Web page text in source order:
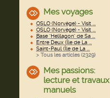
Mes voyages
OSLO (Norvège) - Visit ...
OSLO (Norvège) - Visit ...
Base "Helilagon" de Sa ...
Entre Deux (Île de La ...
Saint-Paul (Île de La ...
> Tous les articles (2329)
Mes passions:
lecture et travaux
manuels